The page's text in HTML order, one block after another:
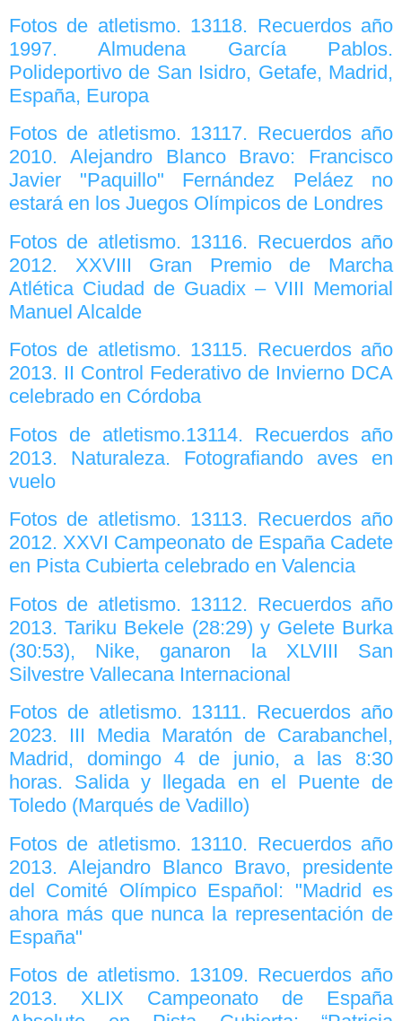
Fotos de atletismo. 13118. Recuerdos año
1997. Almudena García Pablos.
Polideportivo de San Isidro, Getafe, Madrid,
España, Europa
Fotos de atletismo. 13117. Recuerdos año
2010. Alejandro Blanco Bravo: Francisco
Javier "Paquillo" Fernández Peláez no
estará en los Juegos Olímpicos de Londres
Fotos de atletismo. 13116. Recuerdos año
2012. XXVIII Gran Premio de Marcha
Atlética Ciudad de Guadix – VIII Memorial
Manuel Alcalde
Fotos de atletismo. 13115. Recuerdos año
2013. II Control Federativo de Invierno DCA
celebrado en Córdoba
Fotos de atletismo.13114. Recuerdos año
2013. Naturaleza. Fotografiando aves en
vuelo
Fotos de atletismo. 13113. Recuerdos año
2012. XXVI Campeonato de España Cadete
en Pista Cubierta celebrado en Valencia
Fotos de atletismo. 13112. Recuerdos año
2013. Tariku Bekele (28:29) y Gelete Burka
(30:53), Nike, ganaron la XLVIII San
Silvestre Vallecana Internacional
Fotos de atletismo. 13111. Recuerdos año
2023. III Media Maratón de Carabanchel,
Madrid, domingo 4 de junio, a las 8:30
horas. Salida y llegada en el Puente de
Toledo (Marqués de Vadillo)
Fotos de atletismo. 13110. Recuerdos año
2013. Alejandro Blanco Bravo, presidente
del Comité Olímpico Español: "Madrid es
ahora más que nunca la representación de
España"
Fotos de atletismo. 13109. Recuerdos año
2013. XLIX Campeonato de España